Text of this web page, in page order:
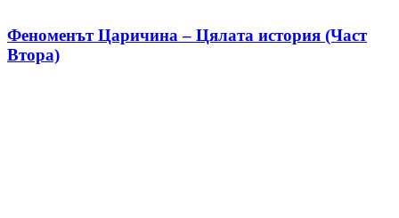
Феноменът Царичина – Цялата история (Част
Втора)